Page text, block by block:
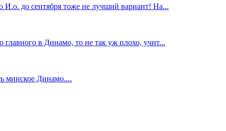
до сентября тоже не лучший вариант! На...
в Динамо, то не так уж плохо, учит...
минское Динамо....